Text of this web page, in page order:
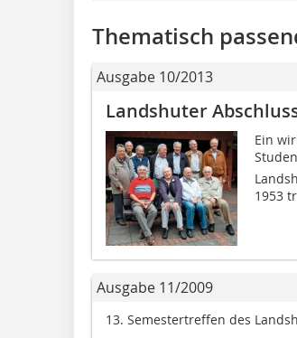
Thematisch
Ausgabe 10/2013
Landshuter
Ein
1953
Ausgabe 11/2009
13. Semestertreffen des